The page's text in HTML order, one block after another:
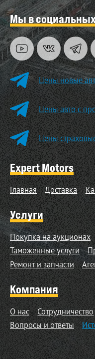
Мы в
Цены новые
Цены авто с
Цены
Expert Motors
Главная Доставка
Услуги
Покупка на аукционах
Таможенные услуги
Ремонт и запчасти
Компания
О нас Сотрудничество
Вопросы и ответы